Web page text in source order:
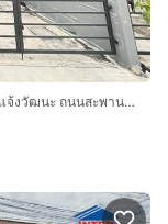
ทาวน์โฮม 2 ชั้น 17.5 ตร.ว. หมู่บ้านพลีโน่ราชพฤกษ์ - แจ้งวัฒนะ ถนนสะพานนนทบุรี-บางบัวทอง ริมคันคลองเกาะเกรียง เมืองปทุมธานี ปทุมธานี